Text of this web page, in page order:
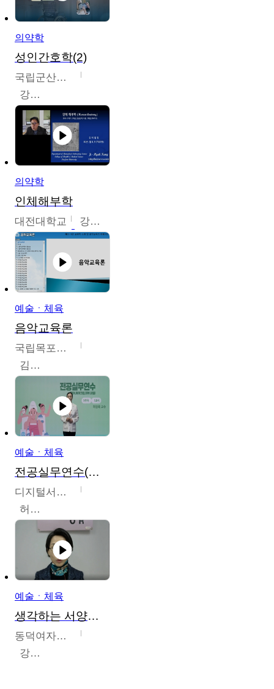
의약학
성인간호학(2)
국립군산대학교
강경아
의약학
인체해부학
대전대학교 강지혁
예술ㆍ체육
음악교육론
국립목포대학교
김신영
예술ㆍ체육
전공실무연수(헤어,메이크업,피부,네일)
디지털서울문화예술대학교
허정록
예술ㆍ체육
생각하는 서양미술의 이해
동덕여자대학교
강수미